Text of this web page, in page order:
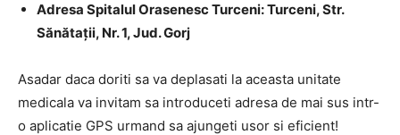
Adresa Spitalul Orasenesc Turceni: Turceni, Str.
Sănătaţii, Nr. 1, Jud. Gorj
Asadar daca doriti sa va deplasati la aceasta unitate
medicala va invitam sa introduceti adresa de mai sus intr-
o aplicatie GPS urmand sa ajungeti usor si eficient!